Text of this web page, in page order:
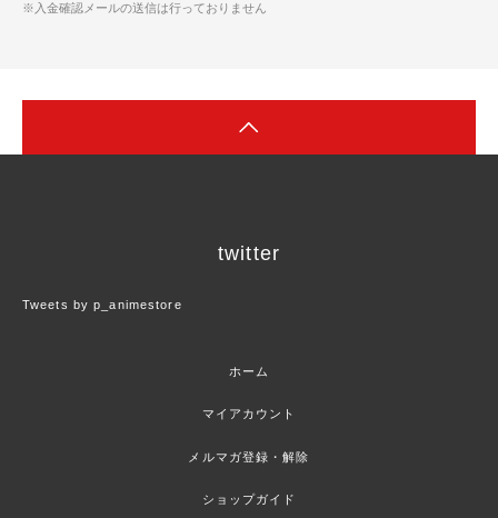
※入金確認メールの送信は行っておりません
twitter
Tweets by p_animestore
ホーム
マイアカウント
メルマガ登録・解除
ショップガイド